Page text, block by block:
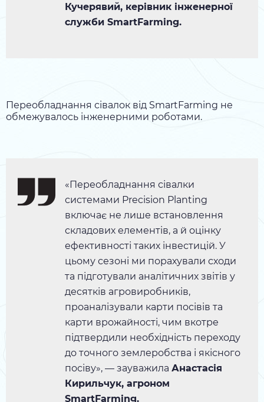
Кучерявий, керівник інженерної
служби SmartFarming.
Переобладнання сівалок від SmartFarming не
обмежувалось інженерними роботами.
«Переобладнання сівалки
системами Precision Planting
включає не лише встановлення
складових елементів, а й оцінку
ефективності таких інвестицій. У
цьому сезоні ми порахували сходи
та підготували аналітичних звітів у
десятків агровиробників,
проаналізували карти посівів та
карти врожайності, чим вкотре
підтвердили необхідність переходу
до точного землеробства і якісного
посіву», — зауважила Анастасія
Кирильчук, агроном
SmartFarming.